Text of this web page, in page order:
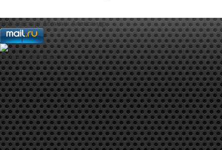
web-мастер:Аблизин Александр